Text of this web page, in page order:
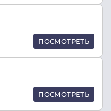
ПОСМОТРЕТЬ
ПОСМОТРЕТЬ